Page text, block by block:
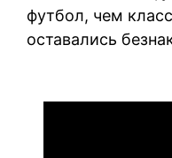
футбол, чем
оставались